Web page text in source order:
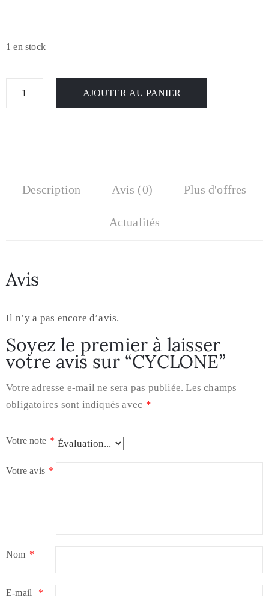
1 en stock
AJOUTER AU PANIER
Description Avis (0) Plus d'offres
Actualités
Avis
Il n’y a pas encore d’avis.
Soyez le premier à laisser
votre avis sur “CYCLONE”
Votre adresse e-mail ne sera pas publiée. Les champs
obligatoires sont indiqués avec *
Votre note *
Votre avis *
Nom *
E-mail *